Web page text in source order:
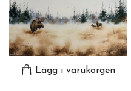
Lägg i varukorgen